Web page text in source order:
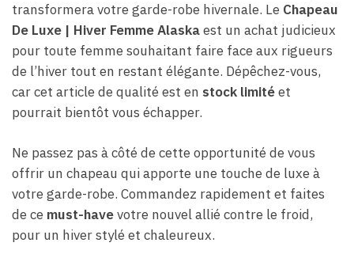
transformera votre garde-robe hivernale. Le Chapeau
De Luxe | Hiver Femme Alaskaest un achat judicieux
pour toute femme souhaitant faire face aux rigueurs
de l’hiver tout en restant élégante. Dépêchez-vous,
car cet article de qualité est en stock limitéet
pourrait bientôt vous échapper.
Ne passez pas à côté de cette opportunité de vous
offrir un chapeau qui apporte une touche de luxe à
votre garde-robe. Commandez rapidement et faites
de ce must-havevotre nouvel allié contre le froid,
pour un hiver stylé et chaleureux.